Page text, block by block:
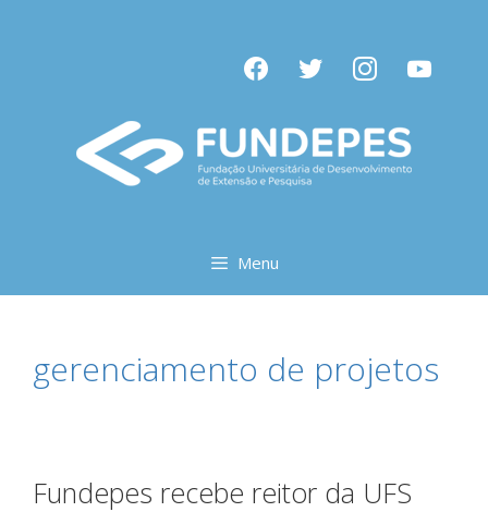
facebooktwitter instagramyoutube
Menu
gerenciamento de projetos
Fundepes recebe reitor da UFS